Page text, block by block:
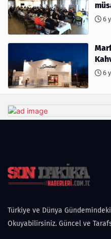
6
6
Türkiye ve Dünya
Okuyabilirsiniz. Güncel ve